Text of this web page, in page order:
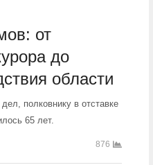
от
до
области
полковнику в отставке
65 лет.
876